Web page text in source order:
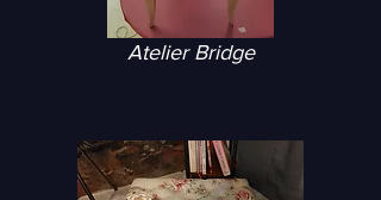
Atelier Bridge